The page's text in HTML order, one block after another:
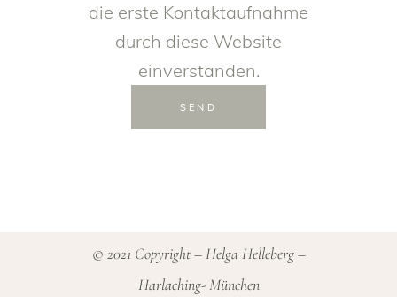
die erste Kontaktaufnahme
durch diese Website
einverstanden.
SEND
© 2021 Copyright – Helga Helleberg –
Harlaching- München